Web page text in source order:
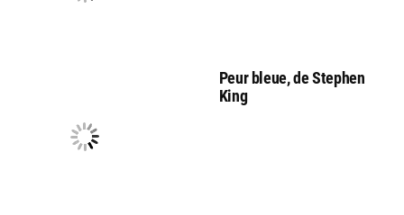
Peur bleue, de Stephen
King